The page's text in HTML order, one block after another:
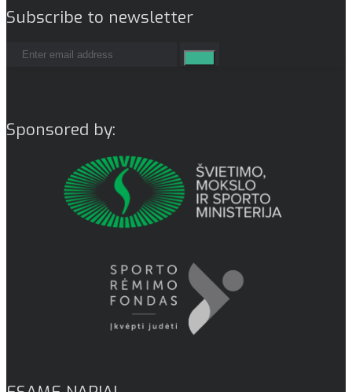
Subscribe to newsletter
Sponsored by: